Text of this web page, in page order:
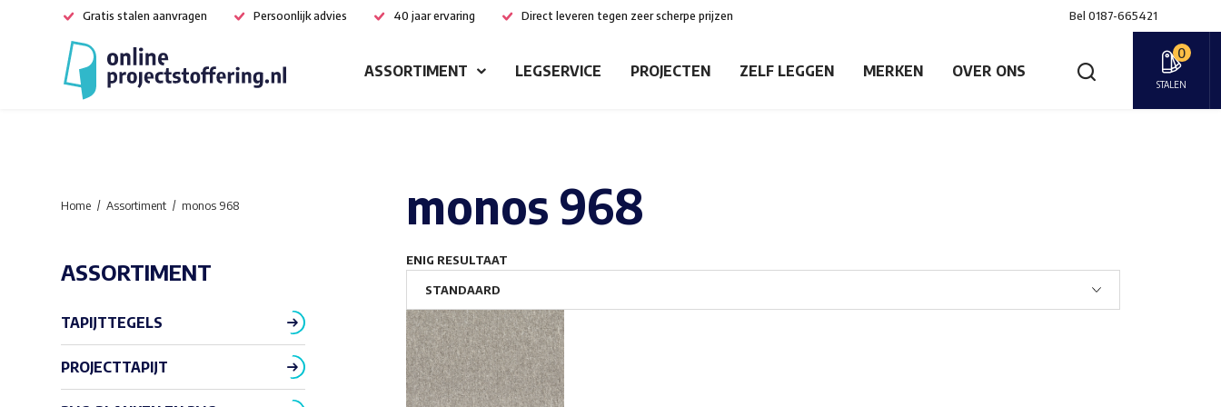
Gratis stalen aanvragen Persoonlijk advies 40 jaar ervaring Direct leveren tegen zeer scherpe prijzen Bel 0187-665421
ASSORTIMENT LEGSERVICE PROJECTEN ZELF LEGGEN MERKEN OVER ONS
0
STALEN
monos 968
ENIG RESULTAAT
Home Assortiment monos 968
ASSORTIMENT
TAPIJTTEGELS
PROJECTTAPIJT